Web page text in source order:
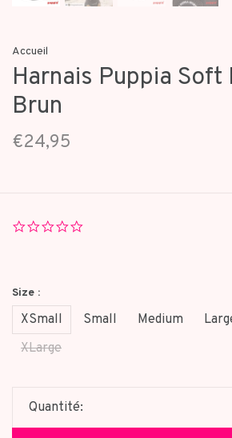
Accueil
Harnais Puppia Soft
Brun
€24,95
Size :
XSmall Small Medium
XLarge
Quantité: